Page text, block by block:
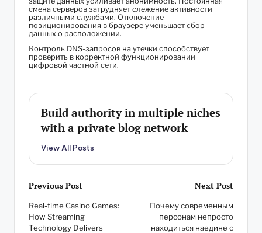
смена серверов затрудняет слежение активности
различными службами. Отключение
позиционирования в браузере уменьшает сбор
данных о расположении.
Контроль DNS-запросов на утечки способствует
проверить в корректной функционировании
цифровой частной сети.
Build authority in multiple niches
with a private blog network
View All Posts
Post
navigation
Previous Post
Real-time Casino Games:
How Streaming
Technology Delivers
Next Post
Почему современным
персонам непросто
находиться наедине с